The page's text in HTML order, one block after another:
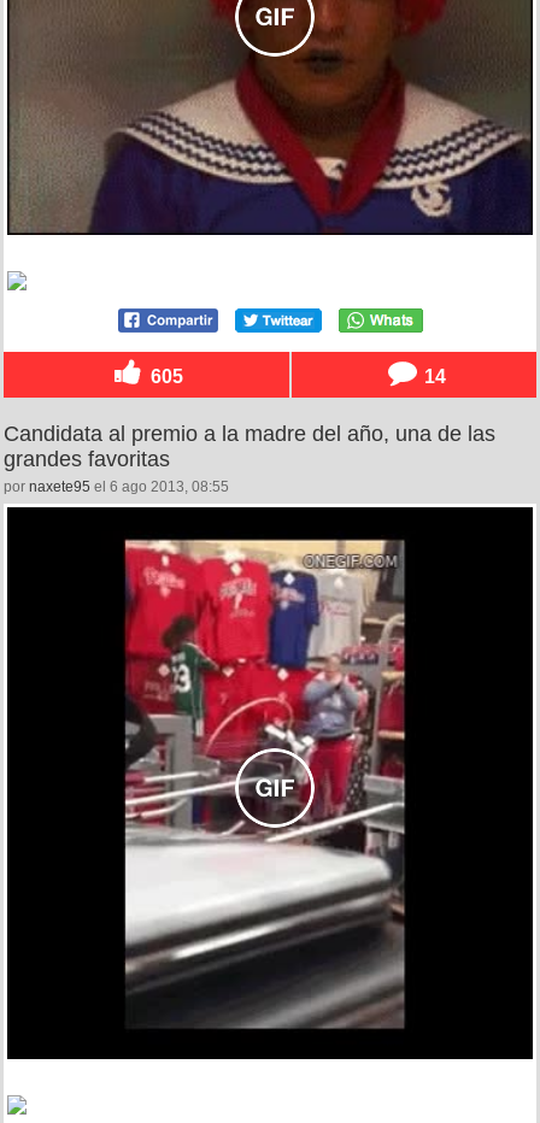
605 14
Candidata al premio a la madre del año, una de las
grandes favoritas
por naxete95 el 6 ago 2013, 08:55